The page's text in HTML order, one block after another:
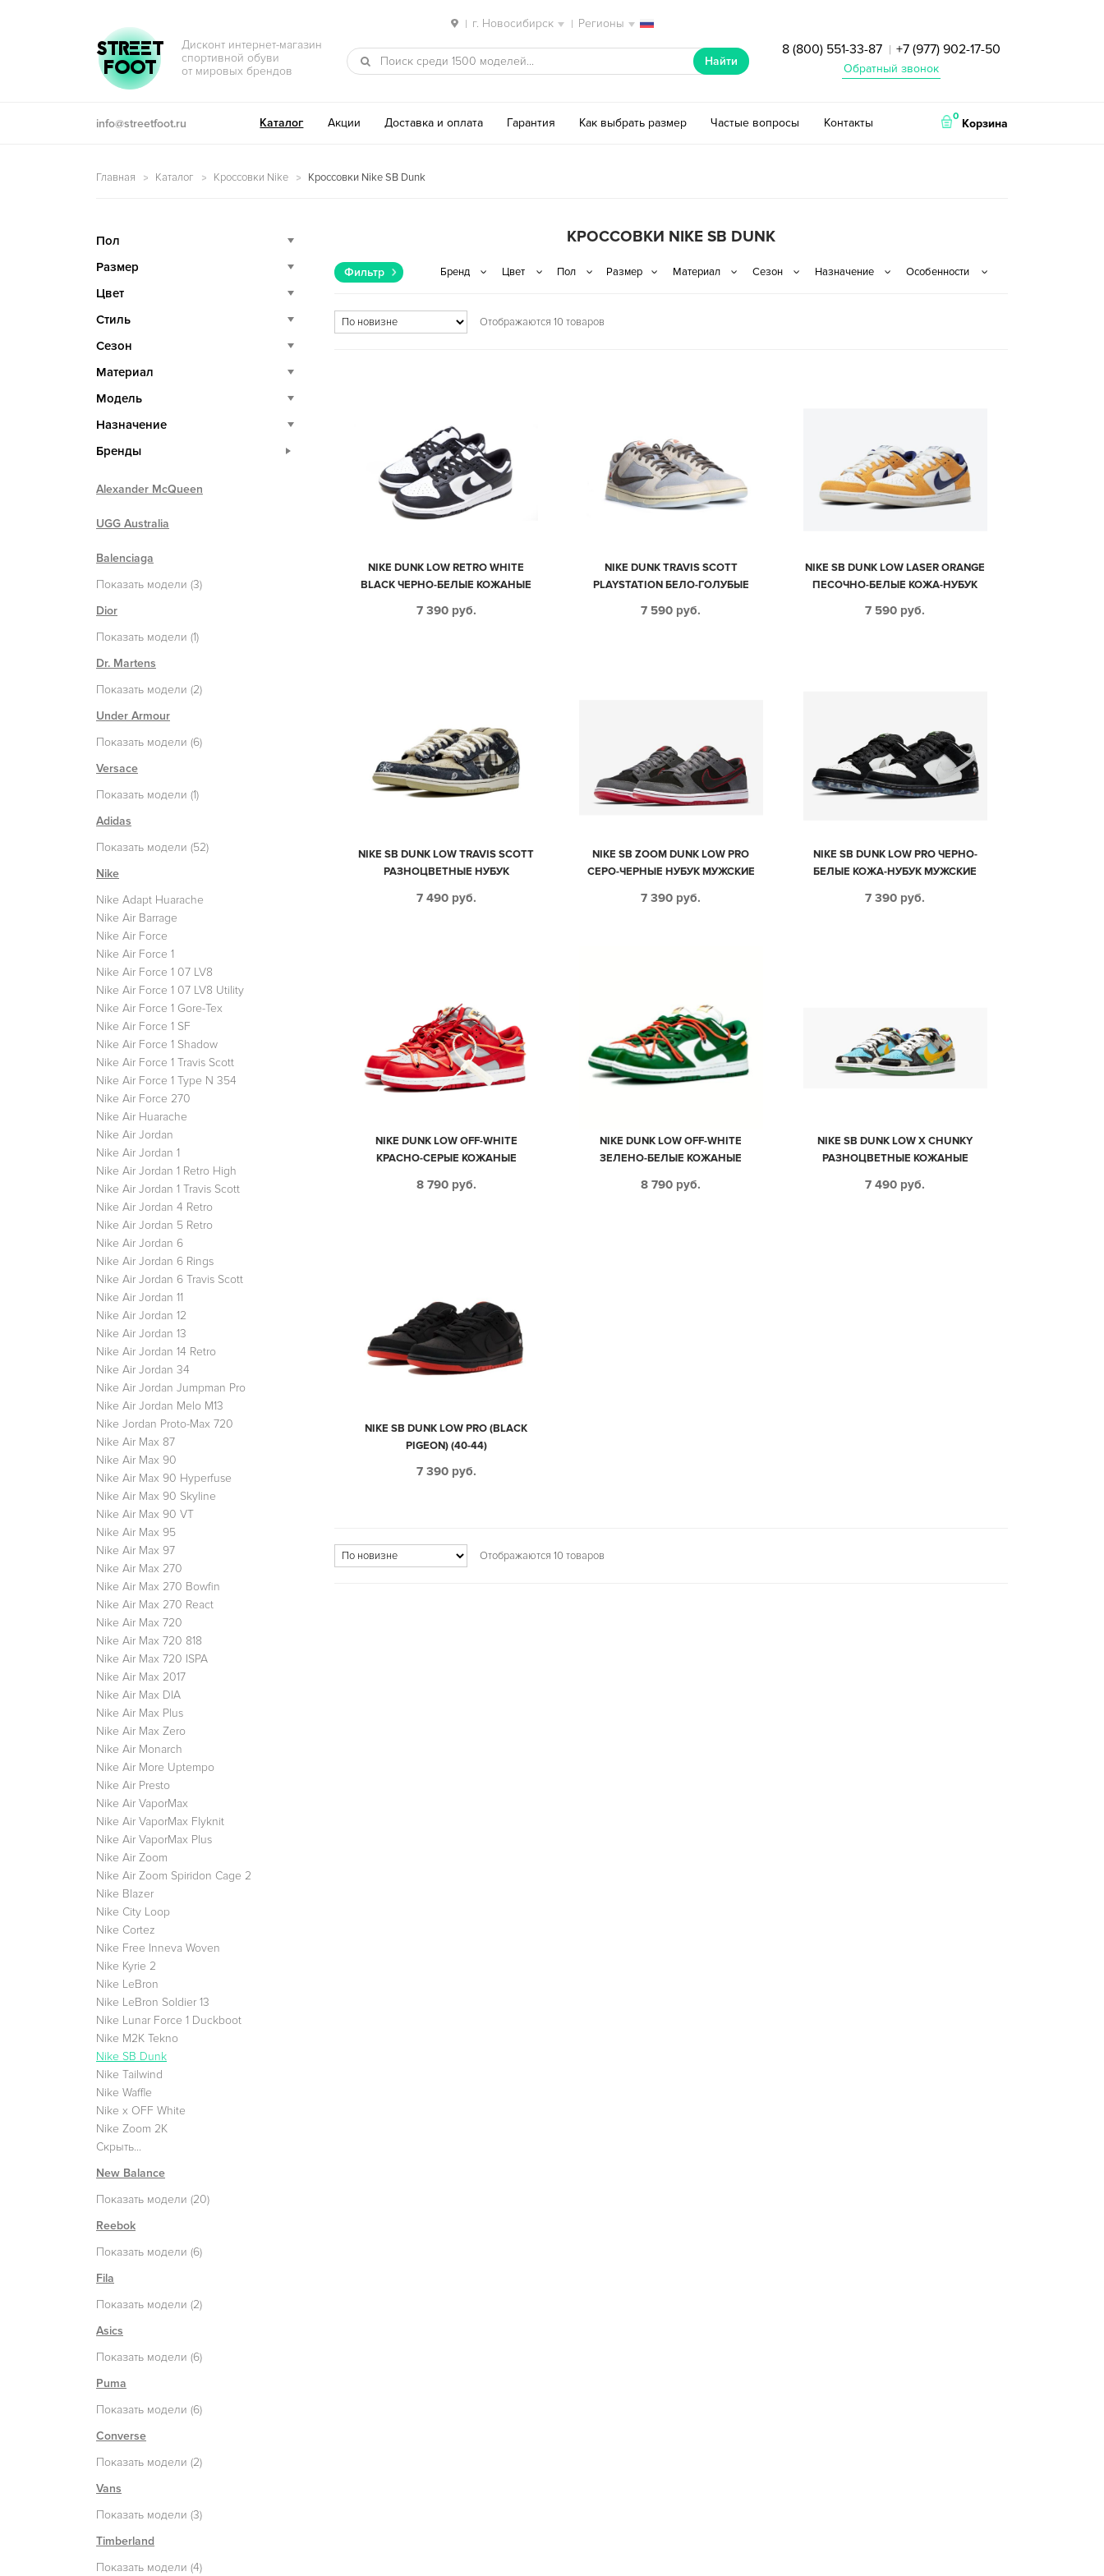
| г. Новосибирск | Регионы
Перейти к навигации
Перейти к содержимому
STREET
FOOT
Дисконт интернет-магазин
спортивной обуви
от мировых брендов
Найти
8 (800) 551-33-87 | +7 (977) 902-17-50
Обратный звонок
info@streetfoot.ru Каталог Акции Доставка и оплата Гарантия Как выбрать размер Частые вопросы Контакты 0
Корзина
Главная Каталог Кроссовки Nike Кроссовки Nike SB Dunk
КРОССОВКИ NIKE SB DUNK
Фильтр
Отображаются 10 товаров
NIKE DUNK LOW RETRO WHITE
BLACK ЧЕРНО-БЕЛЫЕ КОЖАНЫЕ
7 390 руб.
NIKE DUNK TRAVIS SCOTT
PLAYSTATION БЕЛО-ГОЛУБЫЕ
7 590 руб.
NIKE SB DUNK LOW LASER ORANGE
ПЕСОЧНО-БЕЛЫЕ КОЖА-НУБУК
7 590 руб.
NIKE SB DUNK LOW TRAVIS SCOTT
РАЗНОЦВЕТНЫЕ НУБУК
7 490 руб.
NIKE SB ZOOM DUNK LOW PRO
СЕРО-ЧЕРНЫЕ НУБУК МУЖСКИЕ
7 390 руб.
NIKE SB DUNK LOW PRO ЧЕРНО-
БЕЛЫЕ КОЖА-НУБУК МУЖСКИЕ
7 390 руб.
NIKE DUNK LOW OFF-WHITE
КРАСНО-СЕРЫЕ КОЖАНЫЕ
8 790 руб.
NIKE DUNK LOW OFF-WHITE
ЗЕЛЕНО-БЕЛЫЕ КОЖАНЫЕ
8 790 руб.
NIKE SB DUNK LOW X CHUNKY
РАЗНОЦВЕТНЫЕ КОЖАНЫЕ
7 490 руб.
NIKE SB DUNK LOW PRO (BLACK
PIGEON) (40-44)
7 390 руб.
Отображаются 10 товаров
Пол
Размер
Цвет
Стиль
Сезон
Материал
Модель
Назначение
Бренды
Alexander McQueen
UGG Australia
Balenciaga
Показать модели (3)
Dior
Показать модели (1)
Dr. Martens
Показать модели (2)
Under Armour
Показать модели (6)
Versace
Показать модели (1)
Adidas
Показать модели (52)
Nike
Nike Adapt Huarache
Nike Air Barrage
Nike Air Force
Nike Air Force 1
Nike Air Force 1 07 LV8
Nike Air Force 1 07 LV8 Utility
Nike Air Force 1 Gore-Tex
Nike Air Force 1 SF
Nike Air Force 1 Shadow
Nike Air Force 1 Travis Scott
Nike Air Force 1 Type N 354
Nike Air Force 270
Nike Air Huarache
Nike Air Jordan
Nike Air Jordan 1
Nike Air Jordan 1 Retro High
Nike Air Jordan 1 Travis Scott
Nike Air Jordan 4 Retro
Nike Air Jordan 5 Retro
Nike Air Jordan 6
Nike Air Jordan 6 Rings
Nike Air Jordan 6 Travis Scott
Nike Air Jordan 11
Nike Air Jordan 12
Nike Air Jordan 13
Nike Air Jordan 14 Retro
Nike Air Jordan 34
Nike Air Jordan Jumpman Pro
Nike Air Jordan Melo M13
Nike Jordan Proto-Max 720
Nike Air Max 87
Nike Air Max 90
Nike Air Max 90 Hyperfuse
Nike Air Max 90 Skyline
Nike Air Max 90 VT
Nike Air Max 95
Nike Air Max 97
Nike Air Max 270
Nike Air Max 270 Bowfin
Nike Air Max 270 React
Nike Air Max 720
Nike Air Max 720 818
Nike Air Max 720 ISPA
Nike Air Max 2017
Nike Air Max DIA
Nike Air Max Plus
Nike Air Max Zero
Nike Air Monarch
Nike Air More Uptempo
Nike Air Presto
Nike Air VaporMax
Nike Air VaporMax Flyknit
Nike Air VaporMax Plus
Nike Air Zoom
Nike Air Zoom Spiridon Cage 2
Nike Blazer
Nike City Loop
Nike Cortez
Nike Free Inneva Woven
Nike Kyrie 2
Nike LeBron
Nike LeBron Soldier 13
Nike Lunar Force 1 Duckboot
Nike M2K Tekno
Nike SB Dunk
Nike Tailwind
Nike Waffle
Nike x OFF White
Nike Zoom 2K
Скрыть...
New Balance
Показать модели (20)
Reebok
Показать модели (6)
Fila
Показать модели (2)
Asics
Показать модели (6)
Puma
Показать модели (6)
Converse
Показать модели (2)
Vans
Показать модели (3)
Timberland
Показать модели (4)